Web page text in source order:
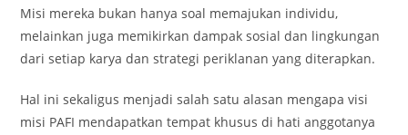
Misi mereka bukan hanya soal memajukan individu,
melainkan juga memikirkan dampak sosial dan lingkungan
dari setiap karya dan strategi periklanan yang diterapkan.
Hal ini sekaligus menjadi salah satu alasan mengapa visi
misi PAFI mendapatkan tempat khusus di hati anggotanya